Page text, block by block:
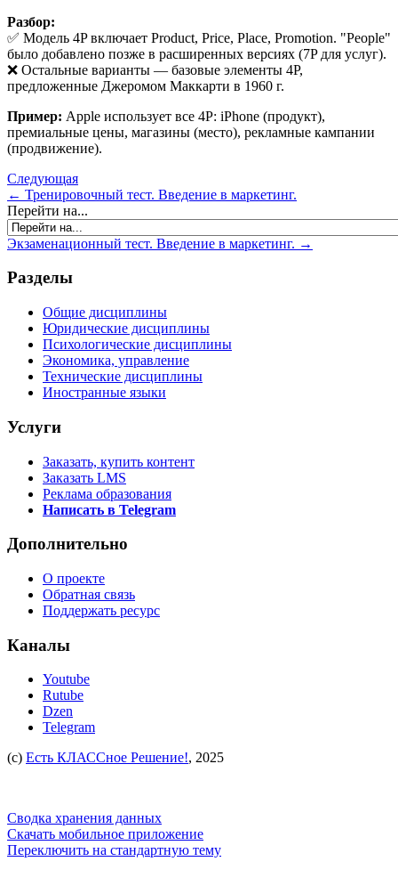
Разбор:
✅ Модель 4P включает Product, Price, Place, Promotion. "People"
было добавлено позже в расширенных версиях (7P для услуг).
❌ Остальные варианты — базовые элементы 4P,
предложенные Джеромом Маккарти в 1960 г.
Пример: Apple использует все 4P: iPhone (продукт),
премиальные цены, магазины (место), рекламные кампании
(продвижение).
Следующая
← Тренировочный тест. Введение в маркетинг.
Перейти на...
Экзаменационный тест. Введение в маркетинг. →
Разделы
Общие дисциплины
Юридические дисциплины
Психологические дисциплины
Экономика, управление
Технические дисциплины
Иностранные языки
Услуги
Заказать, купить контент
Заказать LMS
Реклама образования
Написать в Telegram
Дополнительно
О проекте
Обратная связь
Поддержать ресурс
Каналы
Youtube
Rutube
Dzen
Telegram
(c) Есть КЛАССное Решение!, 2025
Сводка хранения данных
Скачать мобильное приложение
Переключить на стандартную тему